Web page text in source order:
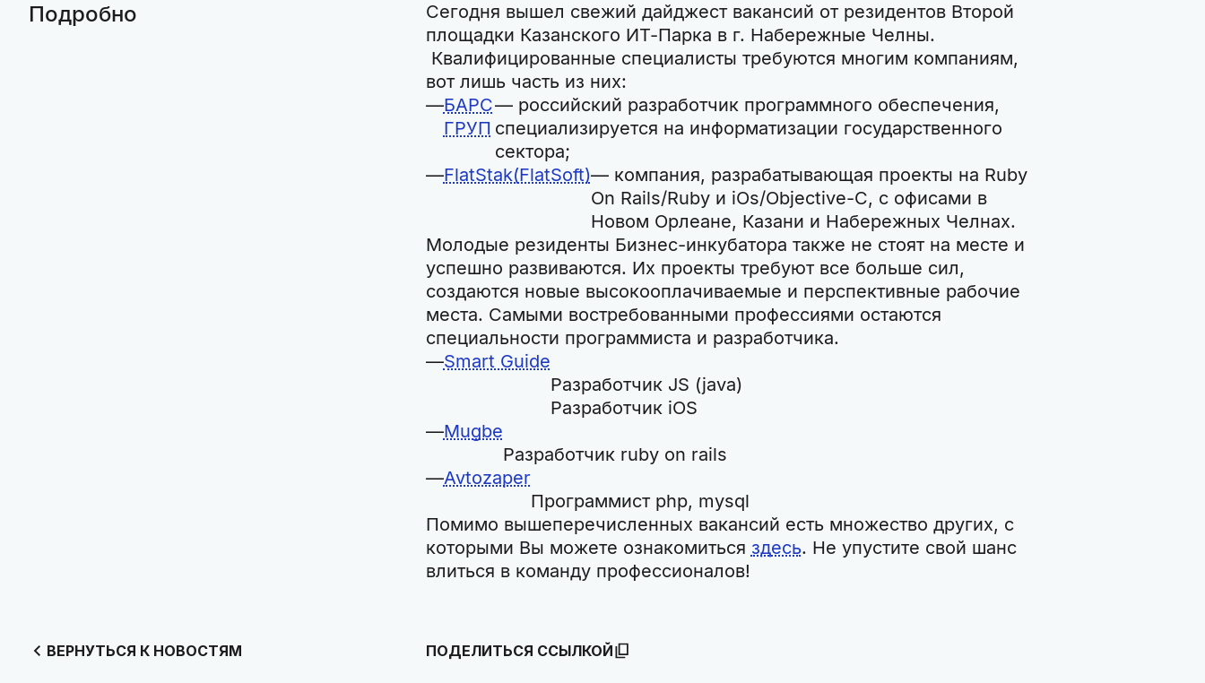
Подробно
Сегодня вышел свежий дайджест вакансий от резидентов Второй
площадки Казанского ИТ-Парка в г. Набережные Челны.
Квалифицированные специалисты требуются многим компаниям,
вот лишь часть из них:
БАРС
ГРУП
— российский разработчик программного обеспечения,
специализируется на информатизации государственного
сектора;
FlatStak(FlatSoft)— компания, разрабатывающая проекты на Ruby
On Rails/Ruby и iOs/Objective-C, с офисами в
Новом Орлеане, Казани и Набережных Челнах.
Молодые резиденты Бизнес-инкубатора также не стоят на месте и
успешно развиваются. Их проекты требуют все больше сил,
создаются новые высокооплачиваемые и перспективные рабочие
места. Самыми востребованными профессиями остаются
специальности программиста и разработчика.
Smart Guide
Разработчик JS (java)
Разработчик iOS
Mugbe
Разработчик ruby on rails
Avtozaper
Программист php, mysql
Помимо вышеперечисленных вакансий есть множество других, с
которыми Вы можете ознакомиться здесь. Не упустите свой шанс
влиться в команду профессионалов!
ВЕРНУТЬСЯ К НОВОСТЯМ ПОДЕЛИТЬСЯ ССЫЛКОЙ